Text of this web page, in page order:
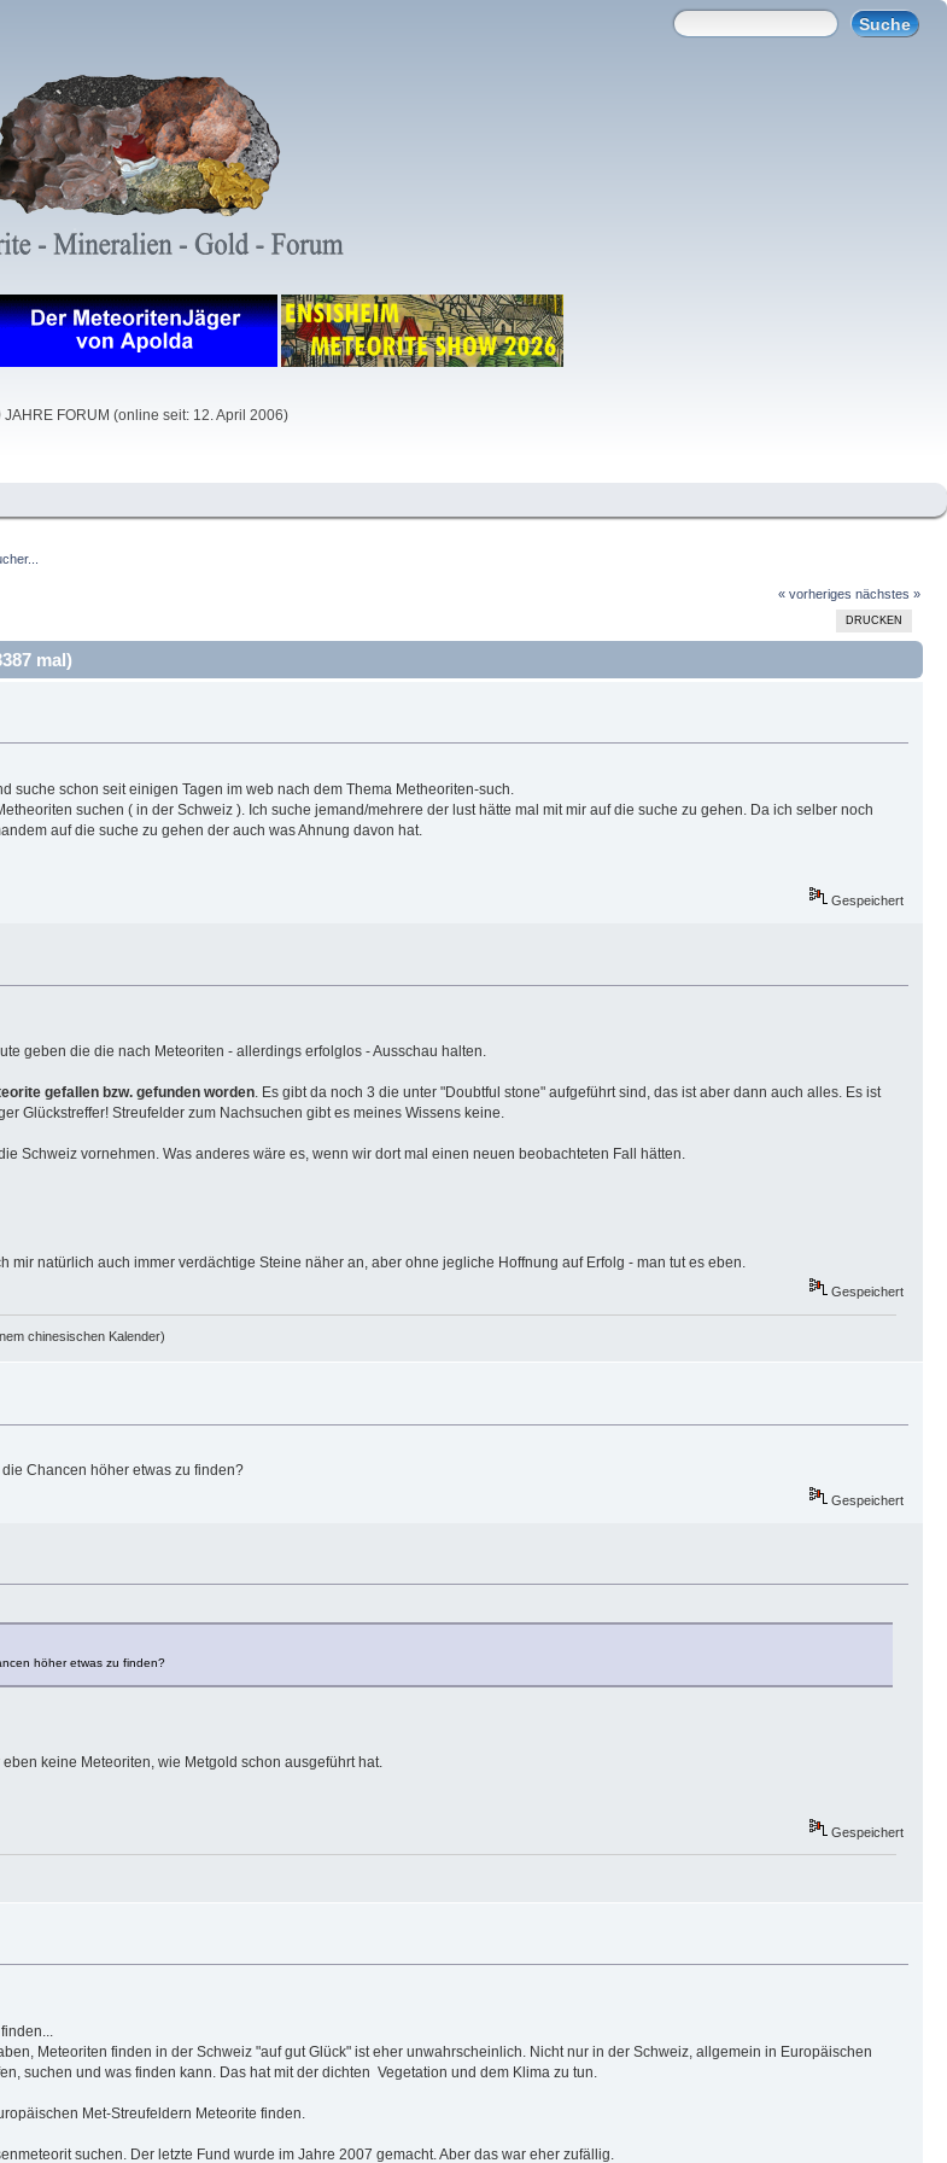
JAHRE FORUM (online seit: 12. April 2006)
« vorheriges nächstes »
DRUCKEN
mal)
suche schon seit einigen Tagen im web nach dem Thema Metheoriten-such.
suchen ( in der Schweiz ). Ich suche jemand/mehrere der lust hätte mal mit mir auf die suche zu gehen. Da ich selber noch
auf die suche zu gehen der auch was Ahnung davon hat.
Gespeichert
geben die die nach Meteoriten - allerdings erfolglos - Ausschau halten.
gefallen bzw. gefunden worden. Es gibt da noch 3 die unter "Doubtful stone" aufgeführt sind, das ist aber dann auch alles. Es ist
Glückstreffer! Streufelder zum Nachsuchen gibt es meines Wissens keine.
Schweiz vornehmen. Was anderes wäre es, wenn wir dort mal einen neuen beobachteten Fall hätten.
mir natürlich auch immer verdächtige Steine näher an, aber ohne jegliche Hoffnung auf Erfolg - man tut es eben.
Gespeichert
chinesischen Kalender)
Chancen höher etwas zu finden?
Gespeichert
höher etwas zu finden?
keine Meteoriten, wie Metgold schon ausgeführt hat.
Gespeichert
Meteoriten finden in der Schweiz "auf gut Glück" ist eher unwahrscheinlich. Nicht nur in der Schweiz, allgemein in Europäischen
suchen und was finden kann. Das hat mit der dichten Vegetation und dem Klima zu tun.
Met-Streufeldern Meteorite finden.
suchen. Der letzte Fund wurde im Jahre 2007 gemacht. Aber das war eher zufällig.